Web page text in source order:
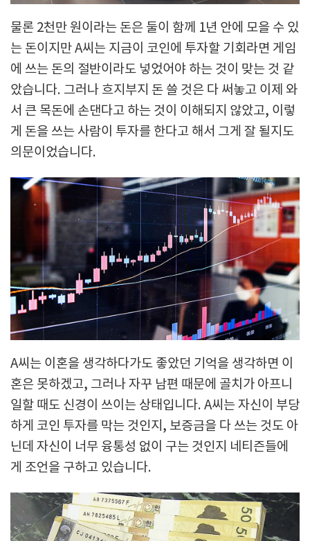
물론 2천만 원이라는 돈은 둘이 함께 1년 안에 모을 수 있
는 돈이지만 A씨는 지금이 코인에 투자할 기회라면 게임
에 쓰는 돈의 절반이라도 넣었어야 하는 것이 맞는 것 같
았습니다. 그러나 흐지부지 돈 쓸 것은 다 써놓고 이제 와
서 큰 목돈에 손댄다고 하는 것이 이해되지 않았고, 이렇
게 돈을 쓰는 사람이 투자를 한다고 해서 그게 잘 될지도
의문이었습니다.
A씨는 이혼을 생각하다가도 좋았던 기억을 생각하면 이
혼은 못하겠고, 그러나 자꾸 남편 때문에 골치가 아프니
일할 때도 신경이 쓰이는 상태입니다. A씨는 자신이 부당
하게 코인 투자를 막는 것인지, 보증금을 다 쓰는 것도 아
닌데 자신이 너무 융통성 없이 구는 것인지 네티즌들에
게 조언을 구하고 있습니다.